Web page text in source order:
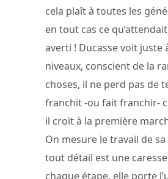
cela plaît à toutes les
en tout cas ce
averti ! Ducasse voit juste
niveaux, conscient de la
choses, il ne perd pas de
franchit -ou fait franchir-
il croit à la première
On mesure le travail de
tout détail est une
chaque étape, elle porte